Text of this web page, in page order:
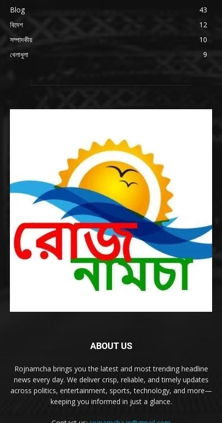
Blog
43
বিদেশ
12
সম্পাদকীয়
10
খেলাধুলা
9
ABOUT US
Rojnamcha brings you the latest and most trending headline
news every day. We deliver crisp, reliable, and timely updates
across politics, entertainment, sports, technology, and more—
keeping you informed in just a glance.